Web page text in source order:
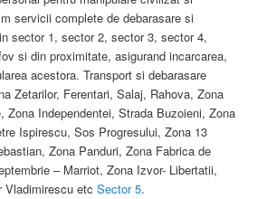
servicii complete de debarasare si
sector 1, sector 2, sector 3, sector 4,
si din proximitate, asigurand incarcarea,
acestora. Transport si debarasare
Zetarilor, Ferentari, Salaj, Rahova, Zona
Zona Independentei, Strada Buzoieni, Zona
Ispirescu, Sos Progresului, Zona 13
Zona Panduri, Zona Fabrica de
– Marriot, Zona Izvor- Libertatii,
Vladimirescu etcSector 5.